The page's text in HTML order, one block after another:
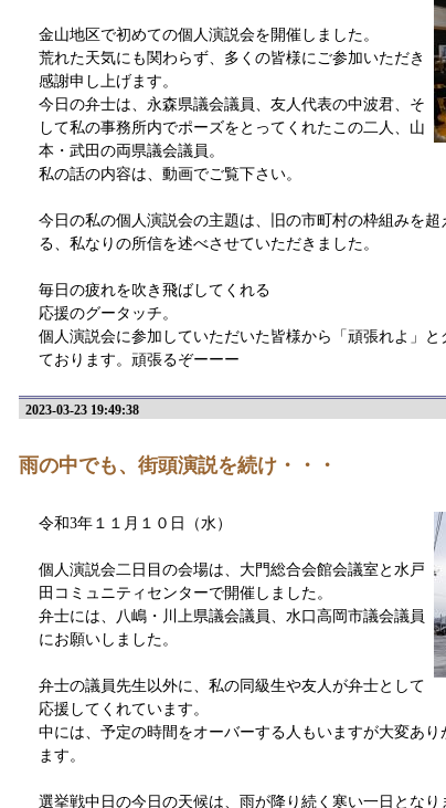
金山地区で初めての個人演説会を開催しました。
荒れた天気にも関わらず、多くの皆様にご参加いただき
感謝申し上げます。
今日の弁士は、永森県議会議員、友人代表の中波君、そ
して私の事務所内でポーズをとってくれたこの二人、山
本・武田の両県議会議員。
私の話の内容は、動画でご覧下さい。
今日の私の個人演説会の主題は、旧の市町村の枠組みを
る、私なりの所信を述べさせていただきました。
毎日の疲れを吹き飛ばしてくれる
応援のグータッチ。
個人演説会に参加していただいた皆様から「頑張れよ」
ております。頑張るぞーーー
2023-03-23 19:49:38
雨の中でも、街頭演説を続け・・・
令和3年１１月１０日（水）
個人演説会二日目の会場は、大門総合会館会議室と水戸
田コミュニティセンターで開催しました。
弁士には、八嶋・川上県議会議員、水口高岡市議会議員
にお願いしました。
弁士の議員先生以外に、私の同級生や友人が弁士として
応援してくれています。
中には、予定の時間をオーバーする人もいますが大変あり
ます。
選挙戦中日の今日の天候は、雨が降り続く寒い一日となり